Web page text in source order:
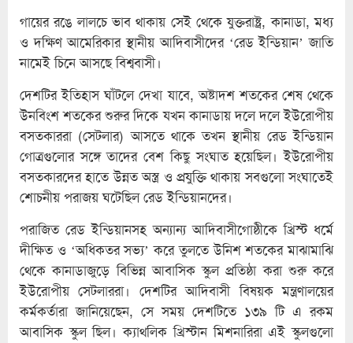
গায়ের রঙে লালচে ভাব থাকায় সেই থেকে যুক্তরাষ্ট্র, কানাডা, মধ্য
ও দক্ষিণ আমেরিকার স্থানীয় আদিবাসীদের ‘রেড ইন্ডিয়ান’ জাতি
নামেই চিনে আসছে বিশ্ববাসী।
দেশটির ইতিহাস ঘাঁটলে দেখা যাবে, অষ্টাদশ শতকের শেষ থেকে
উনবিংশ শতকের শুরুর দিকে যখন কানাডায় দলে দলে ইউরোপীয়
বসতকাররা (সেটলার) আসতে থাকে তখন স্থানীয় রেড ইন্ডিয়ান
গোত্রগুলোর সঙ্গে তাদের বেশ কিছু সংঘাত হয়েছিল। ইউরোপীয়
বসতকারদের হাতে উন্নত অস্ত্র ও প্রযুক্তি থাকায় সবগুলো সংঘাতেই
শোচনীয় পরাজয় ঘটেছিল রেড ইন্ডিয়ানদের।
পরাজিত রেড ইন্ডিয়ানসহ অন্যান্য আদিবাসীগোষ্ঠীকে খ্রিস্ট ধর্মে
দীক্ষিত ও ‘অধিকতর সভ্য’ করে তুলতে উনিশ শতকের মাঝামাঝি
থেকে কানাডাজুড়ে বিভিন্ন আবাসিক স্কুল প্রতিষ্ঠা করা শুরু করে
ইউরোপীয় সেটলাররা। দেশটির আদিবাসী বিষয়ক মন্ত্রণালয়ের
কর্মকর্তারা জানিয়েছেন, সে সময় দেশটিতে ১৩৯ টি এ রকম
আবাসিক স্কুল ছিল। ক্যাথলিক খ্রিস্টান মিশনারিরা এই স্কুলগুলো